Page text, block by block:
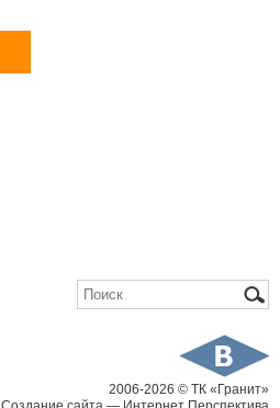
2006-2026 © ТК «Гранит»
Форма поиска
Поиск